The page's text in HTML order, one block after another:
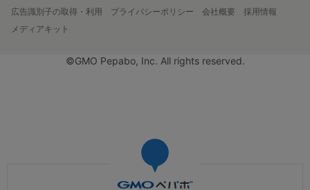
広告識別子の取得・利用
プライバシーポリシー 会社概要
採用情報
メディアキット
©GMO Pepabo, Inc. All rights reserved.